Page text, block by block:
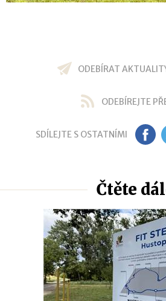
ODEBÍRAT
ODEBÍREJTE
SDÍLEJTE S OSTATNÍMI FB
Čtěte